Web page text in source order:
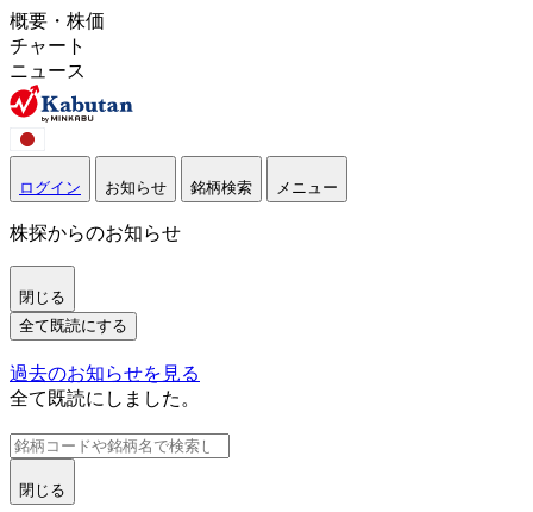
概要・株価
チャート
ニュース
ログイン お知らせ 銘柄検索 メニュー
株探からのお知らせ
閉じる
全て既読にする
過去のお知らせを見る
全て既読にしました。
閉じる